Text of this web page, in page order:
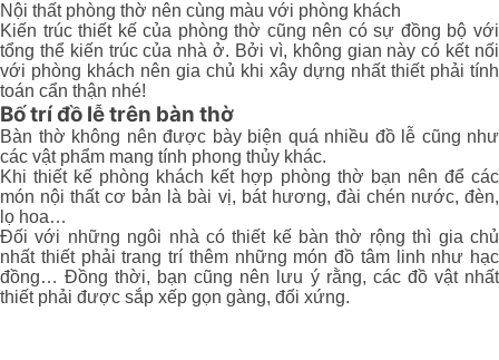
Nội thất phòng thờ nên cùng màu với phòng khách
Kiến trúc thiết kế của phòng thờ cũng nên có sự đồng bộ với
tổng thể kiến trúc của nhà ở. Bởi vì, không gian này có kết nối
với phòng khách nên gia chủ khi xây dựng nhất thiết phải tính
toán cẩn thận nhé!
Bố trí đồ lễ trên bàn thờ
Bàn thờ không nên được bày biện quá nhiều đồ lễ cũng như
các vật phẩm mang tính phong thủy khác.
Khi thiết kế phòng khách kết hợp phòng thờ bạn nên để các
món nội thất cơ bản là bài vị, bát hương, đài chén nước, đèn,
lọ hoa…
Đối với những ngôi nhà có thiết kế bàn thờ rộng thì gia chủ
nhất thiết phải trang trí thêm những món đồ tâm linh như hạc
đồng… Đồng thời, bạn cũng nên lưu ý rằng, các đồ vật nhất
thiết phải được sắp xếp gọn gàng, đối xứng.